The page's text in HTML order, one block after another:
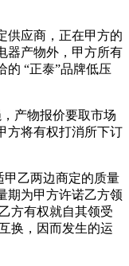
应商，正在甲方的
器产物外，甲方所有
的 “正泰”品牌低压
产物报价要取市场
方将有权打消所下订
乙两边商定的质量
期为甲方许诺乙方领
方有权就自其领受
换，因而发生的运